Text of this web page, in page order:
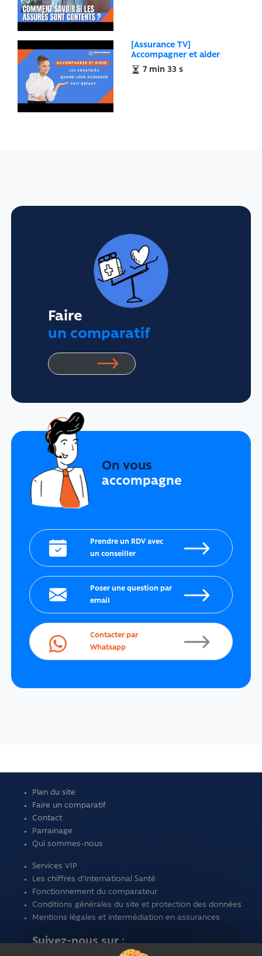
[Assurance TV]
Accompagner et aider
7 min 33 s
Faire
un comparatif
On vous
accompagne
Prendre un RDV avec
un conseiller
Poser une question par
email
Contacter par
Whatsapp
Plan du site
Faire un comparatif
Contact
Parrainage
Qui sommes-nous
Services VIP
Les chiffres d'International Santé
Fonctionnement du comparateur
Conditions générales du site et protection des données
Mentions légales et intermédiation en assurances
Suivez-nous sur :